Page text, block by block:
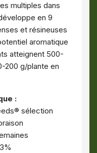
multiples dans
en 9
et résineuses
aromatique
atteignent 500-
200 g/plante en
:
sélection